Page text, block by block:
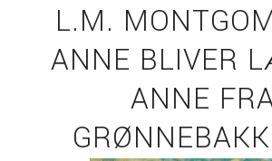
L.M.
ANNE BLIVER
ANNE